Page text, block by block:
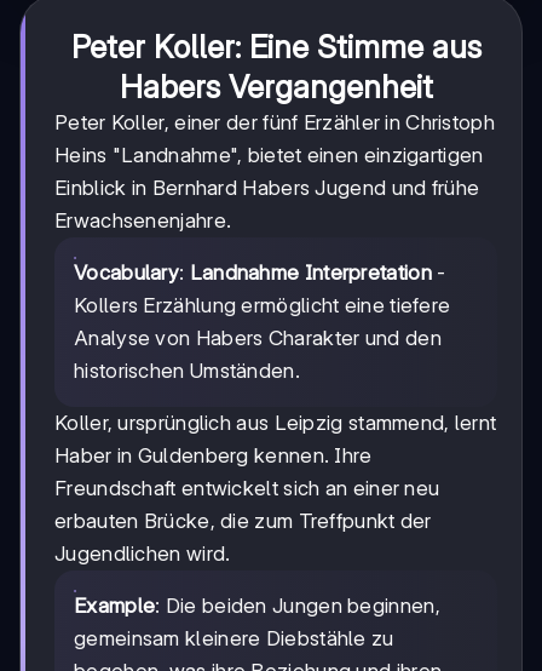
Peter Koller: Eine Stimme aus
Habers Vergangenheit
Peter Koller, einer der fünf Erzähler in Christoph
Heins "Landnahme", bietet einen einzigartigen
Einblick in Bernhard Habers Jugend und frühe
Erwachsenenjahre.
Vocabulary: Landnahme Interpretation-
Kollers Erzählung ermöglicht eine tiefere
Analyse von Habers Charakter und den
historischen Umständen.
Koller, ursprünglich aus Leipzig stammend, lernt
Haber in Guldenberg kennen. Ihre
Freundschaft entwickelt sich an einer neu
erbauten Brücke, die zum Treffpunkt der
Jugendlichen wird.
Example: Die beiden Jungen beginnen,
gemeinsam kleinere Diebstähle zu